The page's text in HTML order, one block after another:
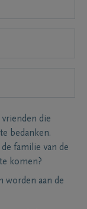
die
bedanken.
familie van de
komen?
worden aan de